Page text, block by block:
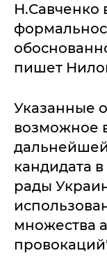
Н.Савченко
пишет
Указанные
возможное
кандидата
рады
множества